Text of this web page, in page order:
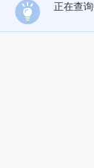
正在查